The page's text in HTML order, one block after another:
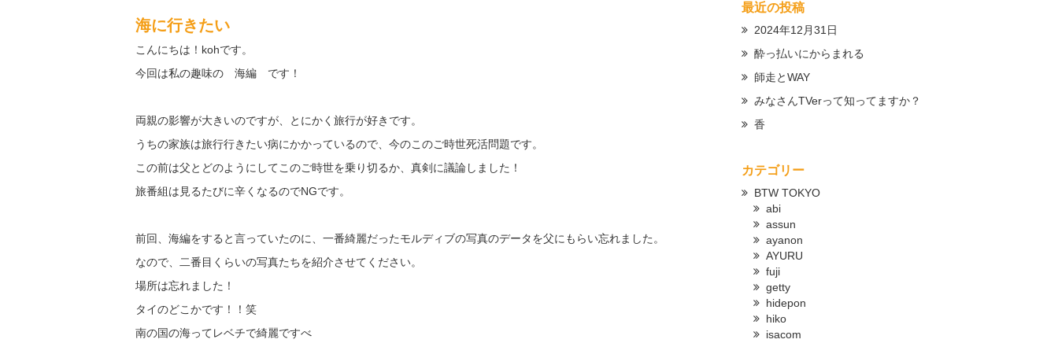
海に行きたい
こんにちは！kohです。
今回は私の趣味の 海編 です！
両親の影響が大きいのですが、とにかく旅行が好きです。
うちの家族は旅行行きたい病にかかっているので、今のこのご時世死活問題です。
この前は父とどのようにしてこのご時世を乗り切るか、真剣に議論しました！
旅番組は見るたびに辛くなるのでNGです。
前回、海編をすると言っていたのに、一番綺麗だったモルディブの写真のデータを父にもらい忘れました。
なので、二番目くらいの写真たちを紹介させてください。
場所は忘れました！
タイのどこかです！！笑
南の国の海ってレベチで綺麗ですべ
最近の投稿
2024年12月31日
酔っ払いにからまれる
師走とWAY
みなさんTVerって知ってますか？
香
カテゴリー
BTW TOKYO
abi
assun
ayanon
AYURU
fuji
getty
hidepon
hiko
isacom